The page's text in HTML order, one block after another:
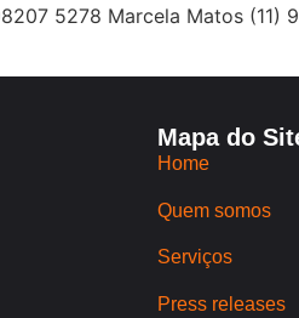
5278 Marcela Matos
Mapa do
Home
Quem somos
Serviços
Press releases